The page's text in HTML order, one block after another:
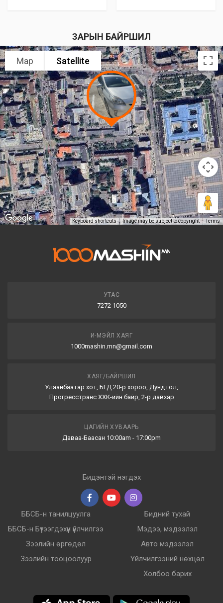
ЗАРЫН БАЙРШИЛ
Map Satellite
Keyboard shortcuts Image may be subject to copyright Terms
УТАС
7272 1050
И-МЭЙЛ ХАЯГ
1000mashin.mn@gmail.com
ХАЯГ/БАЙРШИЛ
Улаанбаатар хот, БГД 20-р хороо, Дунд гол,
Прогресстранс ХХК-ийн байр, 2-р давхар
ЦАГИЙН ХУВААРЬ
Даваа-Баасан 10:00am - 17:00pm
Бидэнтэй нэгдэх
ББСБ-н танилцуулга
ББСБ-н Бүтээгдэхүүн үйлчилгээ
Зээлийн өргөдөл
Зээлийн тооцоолуур
Бидний тухай
Мэдээ, мэдээлэл
Авто мэдээлэл
Үйлчилгээний нөхцөл
Холбоо барих